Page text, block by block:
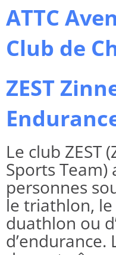
ATTC
Club de
ZEST
Le club ZEST
Sports Team)
personnes
le triathlon,
duathlon ou
d’endurance.